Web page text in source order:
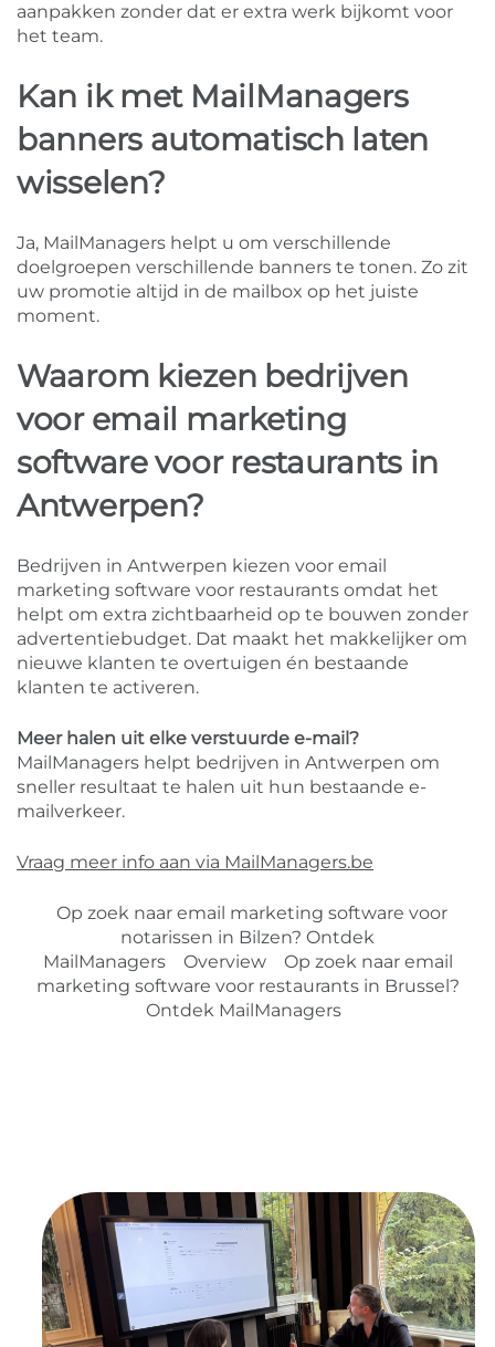
aanpakken zonder dat er extra werk bijkomt voor
het team.
Kan ik met MailManagers
banners automatisch laten
wisselen?
Ja, MailManagers helpt u om verschillende
doelgroepen verschillende banners te tonen. Zo zit
uw promotie altijd in de mailbox op het juiste
moment.
Waarom kiezen bedrijven
voor email marketing
software voor restaurants in
Antwerpen?
Bedrijven in Antwerpen kiezen voor email
marketing software voor restaurants omdat het
helpt om extra zichtbaarheid op te bouwen zonder
advertentiebudget. Dat maakt het makkelijker om
nieuwe klanten te overtuigen én bestaande
klanten te activeren.
Meer halen uit elke verstuurde e-mail?
MailManagers helpt bedrijven in Antwerpen om
sneller resultaat te halen uit hun bestaande e-
mailverkeer.
Vraag meer info aan via MailManagers.be
Op zoek naar email marketing software voor
notarissen in Bilzen? Ontdek
MailManagers
Overview
Op zoek naar email
marketing software voor restaurants in Brussel?
Ontdek MailManagers